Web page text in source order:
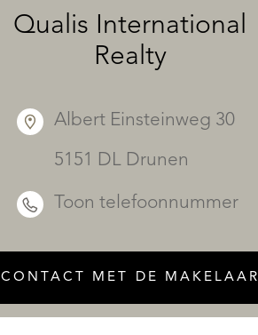
Qualis International
Realty
Albert Einsteinweg 30
5151 DL Drunen
Toon telefoonnummer
CONTACT MET DE MAKELAAR